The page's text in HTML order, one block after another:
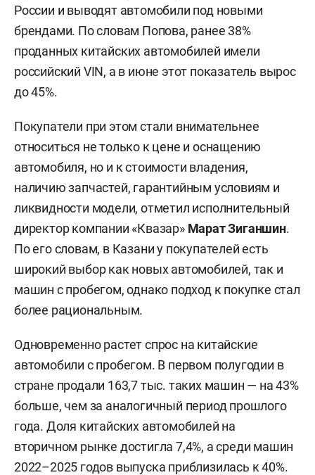
России и выводят автомобили под новыми
брендами. По словам Попова, ранее 38%
проданных китайских автомобилей имели
российский VIN, а в июне этот показатель вырос
до 45%.
Покупатели при этом стали внимательнее
относиться не только к цене и оснащению
автомобиля, но и к стоимости владения,
наличию запчастей, гарантийным условиям и
ликвидности модели, отметил исполнительный
директор компании «Квазар» Марат Зиганшин.
По его словам, в Казани у покупателей есть
широкий выбор как новых автомобилей, так и
машин с пробегом, однако подход к покупке стал
более рациональным.
Одновременно растет спрос на китайские
автомобили с пробегом. В первом полугодии в
стране продали 163,7 тыс. таких машин — на 43%
больше, чем за аналогичный период прошлого
года. Доля китайских автомобилей на
вторичном рынке достигла 7,4%, а среди машин
2022–2025 годов выпуска приблизилась к 40%.